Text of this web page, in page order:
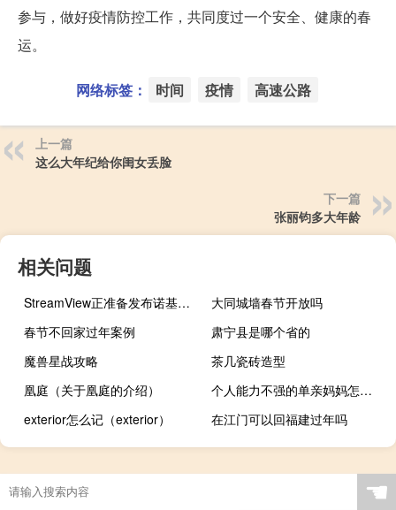
参与，做好疫情防控工作，共同度过一个安全、健康的春
运。
网络标签： 时间 疫情 高速公路
上一篇
这么大年纪给你闺女丢脸
下一篇
张丽钧多大年龄
相关问题
StreamView正准备发布诺基亚游戏控制器5000GC
大同城墙春节开放吗
春节不回家过年案例
肃宁县是哪个省的
魔兽星战攻略
茶几瓷砖造型
凰庭（关于凰庭的介绍）
个人能力不强的单亲妈妈怎么生活 单亲妈妈可以有多强大
exterior怎么记（exterior）
在江门可以回福建过年吗
☚